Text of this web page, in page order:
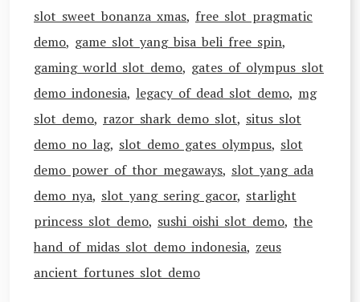
slot sweet bonanza xmas, free slot pragmatic
demo, game slot yang bisa beli free spin,
gaming world slot demo, gates of olympus slot
demo indonesia, legacy of dead slot demo, mg
slot demo, razor shark demo slot, situs slot
demo no lag, slot demo gates olympus, slot
demo power of thor megaways, slot yang ada
demo nya, slot yang sering gacor, starlight
princess slot demo, sushi oishi slot demo, the
hand of midas slot demo indonesia, zeus
ancient fortunes slot demo